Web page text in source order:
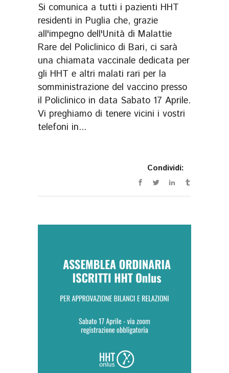
Si comunica a tutti i pazienti HHT
residenti in Puglia che, grazie
all'impegno dell'Unità di Malattie
Rare del Policlinico di Bari, ci sarà
una chiamata vaccinale dedicata per
gli HHT e altri malati rari per la
somministrazione del vaccino presso
il Policlinico in data Sabato 17 Aprile.
Vi preghiamo di tenere vicini i vostri
telefoni in...
Condividi: